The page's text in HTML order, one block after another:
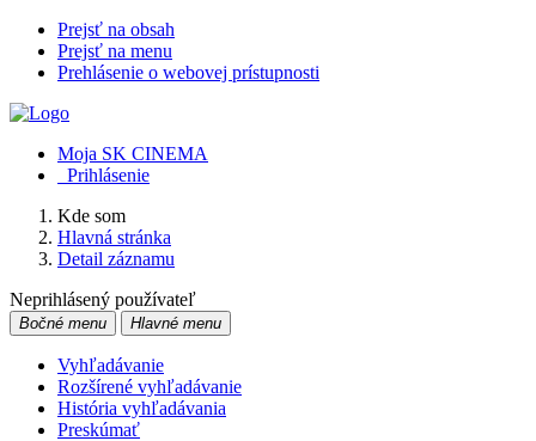
Prejsť na obsah
Prejsť na menu
Prehlásenie o webovej prístupnosti
Moja SK CINEMA
Prihlásenie
Kde som
Hlavná stránka
Detail záznamu
Neprihlásený používateľ
Bočné menu Hlavné menu
Vyhľadávanie
Rozšírené vyhľadávanie
História vyhľadávania
Preskúmať